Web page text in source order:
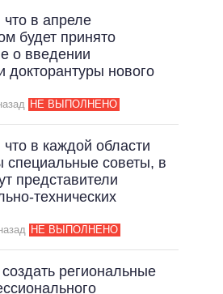
что в апреле
будет принято
о введении
докторантуры нового
НЕ ВЫПОЛНЕНО
в каждой области
специальные советы, в
представители
технических
НЕ ВЫПОЛНЕНО
региональные